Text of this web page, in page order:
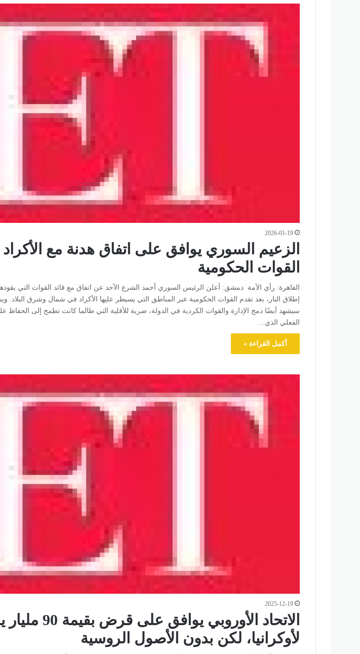
2026-01-19
الزعيم السوري يوافق على اتفاق هدنة مع
القوات الحكومية
القاهرة: رأي الأمة دمشق: أعلن الرئيس السوري أحمد الشرع الأحد عن اتفاق مع قائد القوات التي
إطلاق النار، بعد تقدم القوات الحكومية عبر المناطق التي يسيطر عليها الأكراد في شمال وشرق البلاد.
سيشهد أيضًا دمج الإدارة والقوات الكردية في الدولة، ضربة للأقلية التي طالما كانت تطمح إلى الحفاظ
الفعلي الذي…
أكمل القراءة »
2025-12-19
الاتحاد الأوروبي يوافق على قرض
لأوكرانيا، لكن بدون الأصول الروسية